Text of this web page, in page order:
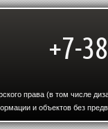
+7-
права (в том числе
и объектов без